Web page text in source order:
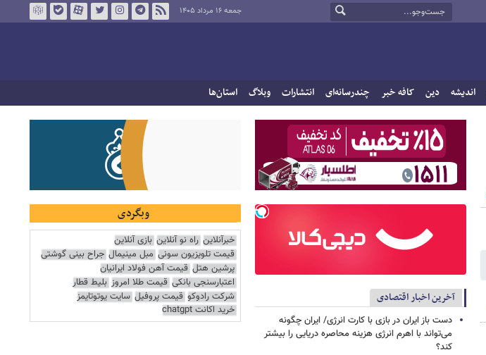
جمعه ۱۶ مرداد ۱۴۰۵
اندیشه دین کافه خبر چندرسانه‌ای انتشارات وبلاگ استان‌ها
آخرین اخبار اقتصادی
دست باز ایران در بازی با کارت انرژی/ ایران چگونه
می‌تواند با اهرم انرژی‌ هزینه محاصره دریایی را بیشتر
کند؟
وبگردی
خبرآنلاین راه نو آنلاین بازی آنلاین
قیمت تلویزیون سونی مبل مینیمال جراح بینی گوشتی
پرشین هتل قیمت آهن فولاد ایرانیان
اعتبارسنجی بانکی قیمت طلا امروز بلیط قطار
شرکت رادوکو قیمت پروفیل سایت یوتوتایمز
خرید اکانت chatgpt